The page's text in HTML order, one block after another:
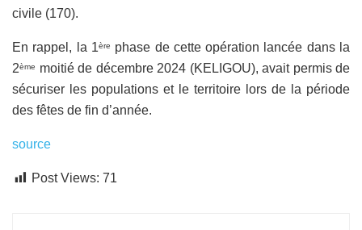
civile (170).
En rappel, la 1ère
phase de cette opération lancée dans la
2ème
moitié de décembre 2024 (KELIGOU), avait permis de
sécuriser les populations et le territoire lors de la période
des fêtes de fin d’année.
source
Post Views: 71